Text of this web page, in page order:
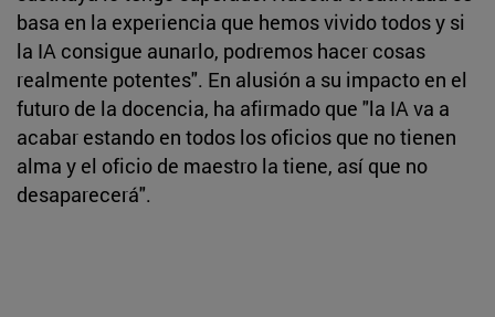
basa en la experiencia que hemos vivido todos y si
la IA consigue aunarlo, podremos hacer cosas
realmente potentes". En alusión a su impacto en el
futuro de la docencia, ha afirmado que "la IA va a
acabar estando en todos los oficios que no tienen
alma y el oficio de maestro la tiene, así que no
desaparecerá".